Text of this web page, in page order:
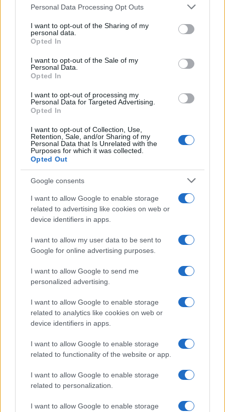
Please note that this website/app uses one or more Google
not limited to your visit or usage behaviour. You may click to
grant or deny consent to Google and its third-party tags to
use your data for below specified purposes in below Google
consent section.
Personal Data Processing Opt Outs
I want to opt-out of the Sharing of my
personal data.
Opted In
I want to opt-out of the Sale of my
Personal Data.
Opted In
I want to opt-out of processing my
Personal Data for Targeted Advertising.
Opted In
I want to opt-out of Collection, Use,
Retention, Sale, and/or Sharing of my
Personal Data that Is Unrelated with the
Purposes for which it was collected.
Opted Out
Google consents
I want to allow Google to enable storage
related to advertising like cookies on web or
device identifiers in apps.
I want to allow my user data to be sent to
Google for online advertising purposes.
I want to allow Google to send me
personalized advertising.
I want to allow Google to enable storage
related to analytics like cookies on web or
device identifiers in apps.
I want to allow Google to enable storage
related to functionality of the website or app.
I want to allow Google to enable storage
related to personalization.
I want to allow Google to enable storage
AUTOR
Staff
Sigue leyendo